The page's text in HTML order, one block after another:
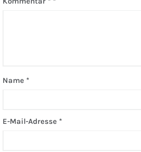
Name *
E-Mail-Adresse *